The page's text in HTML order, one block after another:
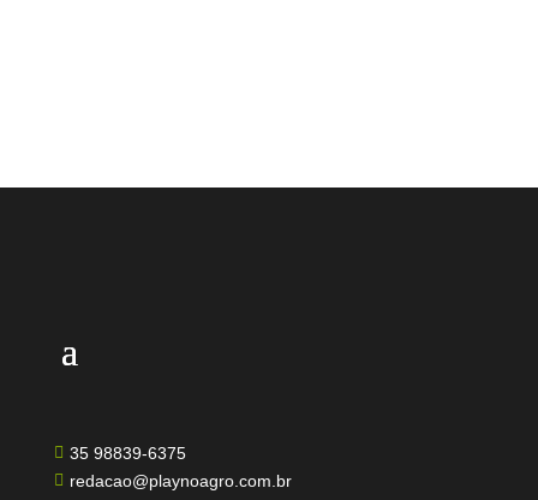
 35 98839-6375
 redacao@playnoagro.com.br